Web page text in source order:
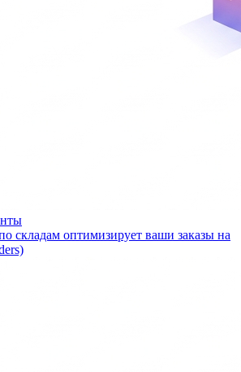
складам оптимизирует ваши заказы на